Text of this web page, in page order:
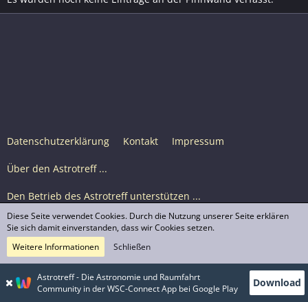
Datenschutzerklärung Kontakt Impressum
Über den Astrotreff ...
Den Betrieb des Astrotreff unterstützen ...
Nutzungsbedingungen
© Astrotreff 2001-2026, lizenziert unter CC BY-SA,
sofern für einzelne Inhalte nicht anders angegeben
Astrotreff - Die Astronomie und Raumfahrt
Community in der WSC-Connect App bei Google Play
Download
Diese Seite verwendet Cookies. Durch die Nutzung unserer Seite erklären
Sie sich damit einverstanden, dass wir Cookies setzen.
Weitere Informationen
Schließen